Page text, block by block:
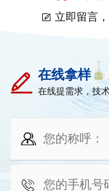
立即留言
在线拿样
在线提需求，技